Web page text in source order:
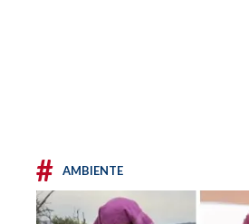
# AMBIENTE